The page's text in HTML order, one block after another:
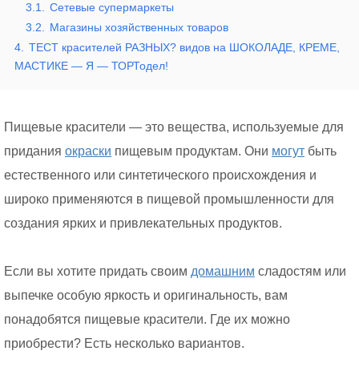
3.1.
Сетевые супермаркеты
3.2.
Магазины хозяйственных товаров
4.
ТЕСТ красителей РАЗНЫХ? видов на ШОКОЛАДЕ, КРЕМЕ,
МАСТИКЕ — Я — ТОРТодел!
Пищевые красители — это вещества, используемые для
придания окраски пищевым продуктам. Они могут быть
естественного или синтетического происхождения и
широко применяются в пищевой промышленности для
создания ярких и привлекательных продуктов.
Если вы хотите придать своим домашним сладостям или
выпечке особую яркость и оригинальность, вам
понадобятся пищевые красители. Где их можно
приобрести? Есть несколько вариантов.